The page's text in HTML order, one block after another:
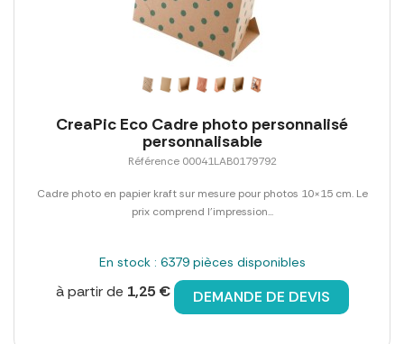
CreaPic Eco Cadre photo personnalisé
personnalisable
Référence 00041LAB0179792
Cadre photo en papier kraft sur mesure pour photos 10×15 cm. Le
prix comprend l'impression...
En stock : 6379 pièces disponibles
à partir de 1,25 € DEMANDE DE DEVIS